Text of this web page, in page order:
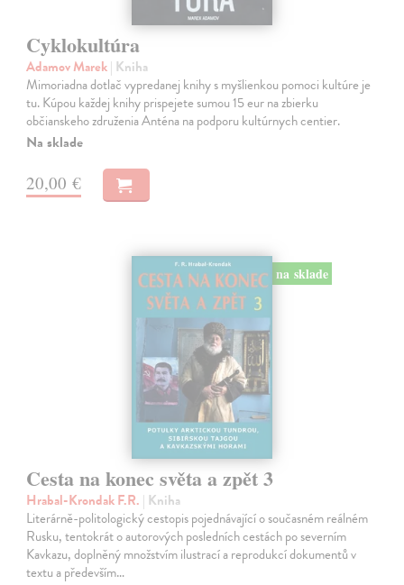
Cyklokultúra
Adamov Marek| Kniha
Mimoriadna dotlač vypredanej knihy s myšlienkou pomoci kultúre je
tu. Kúpou každej knihy prispejete sumou 15 eur na zbierku
občianskeho združenia Anténa na podporu kultúrnych centier.
Na sklade
20,00 €
na sklade
Cesta na konec světa a zpět 3
Hrabal-Krondak F.R. | Kniha
Literárně-politologický cestopis pojednávající o současném reálném
Rusku, tentokrát o autorových posledních cestách po severním
Kavkazu, doplněný množstvím ilustrací a reprodukcí dokumentů v
textu a především…